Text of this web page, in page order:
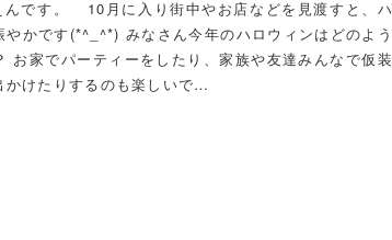
んです。 10月に入り街中やお店などを見渡すと、ハ
やかです(*^_^*) みなさん今年のハロウィンはどのよう
お家でパーティーをしたり、家族や友達みんなで仮装
かけたりするのも楽しいで…